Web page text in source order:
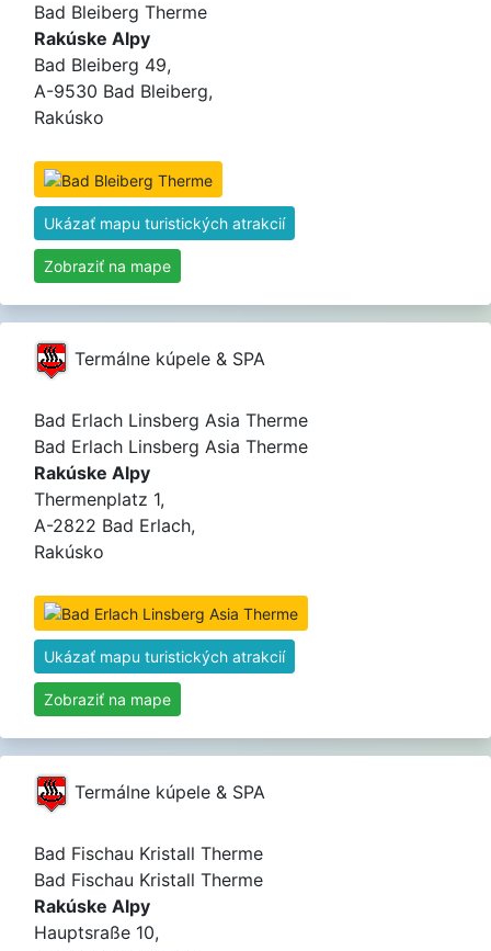
Bad Bleiberg Therme
Rakúske Alpy
Bad Bleiberg 49,
A-9530 Bad Bleiberg,
Rakúsko
Ukázať mapu turistických atrakcií
Zobraziť na mape
Termálne kúpele & SPA
Bad Erlach Linsberg Asia Therme
Bad Erlach Linsberg Asia Therme
Rakúske Alpy
Thermenplatz 1,
A-2822 Bad Erlach,
Rakúsko
Ukázať mapu turistických atrakcií
Zobraziť na mape
Termálne kúpele & SPA
Bad Fischau Kristall Therme
Bad Fischau Kristall Therme
Rakúske Alpy
Hauptsraße 10,